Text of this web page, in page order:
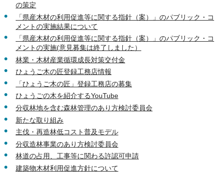
の策定
「県産木材の利用促進等に関する指針（案）」のパブリック・コ
メントの実施結果について
「県産木材の利用促進等に関する指針（案）」のパブリック・コ
メントの実施(意見募集は終了しました）
林業・木材産業循環成長対策交付金
ひょうご木の匠登録工務店情報
「ひょうご木の匠」登録工務店の募集
ひょうごの木を紹介するYouTube
分収林地を含む森林管理のあり方検討委員会
新たな取り組み
主伐・再造林低コスト普及モデル
分収造林事業のあり方検討委員会
林道の占用、工事等に関わる許認可申請
建築物木材利用促進方針について